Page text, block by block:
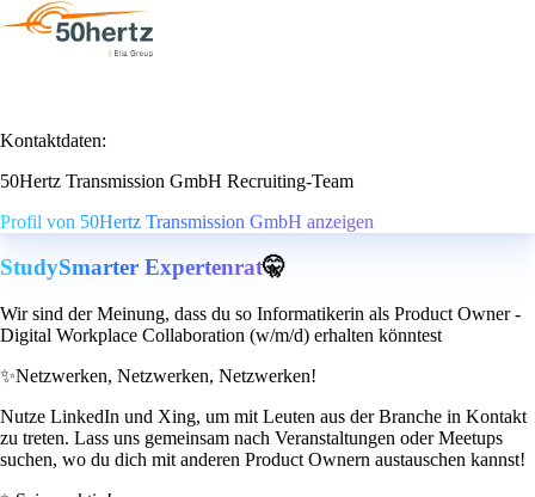
Kontaktdaten:
50Hertz Transmission GmbH Recruiting-Team
Profil von 50Hertz Transmission GmbH anzeigen
StudySmarter Expertenrat🤫
Wir sind der Meinung, dass du so Informatikerin als Product Owner -
Digital Workplace Collaboration (w/m/d) erhalten könntest
✨Netzwerken, Netzwerken, Netzwerken!
Nutze LinkedIn und Xing, um mit Leuten aus der Branche in Kontakt
zu treten. Lass uns gemeinsam nach Veranstaltungen oder Meetups
suchen, wo du dich mit anderen Product Ownern austauschen kannst!